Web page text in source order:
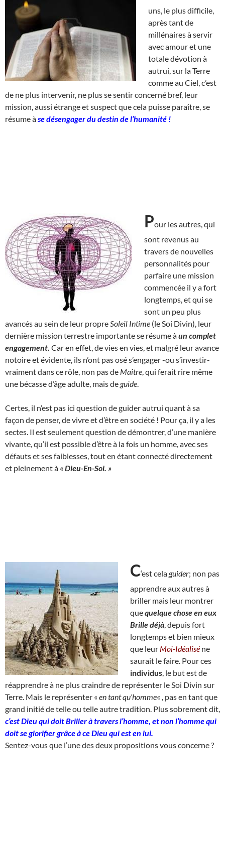
uns, le plus difficile,
après tant de
millénaires à servir
avec amour et une
totale dévotion à
autrui, sur la Terre
comme au Ciel, c’est
de ne plus intervenir, ne plus se sentir concerné bref, leur
mission, aussi étrange et suspect que cela puisse paraître, se
résume àse désengager du destin de l’humanité !
Pour les autres, qui
sont revenus au
travers de nouvelles
personnalités pour
parfaire une mission
commencée il y a fort
longtemps, et qui se
sont un peu plus
avancés au sein de leur propre Soleil Intime (le Soi Divin), leur
dernière mission terrestre importante se résume àun complet
engagement. Car en effet, de vies en vies, et malgré leur avance
notoire et évidente, ils n’ont pas osé s’engager -ou s’investir-
vraiment dans ce rôle, non pas de Maître , qui ferait rire même
une bécasse d’âge adulte, mais de guide
Certes, il n’est pas ici question de guider autrui quant à sa
façon de penser, de vivre et d’être en société ! Pour ça, il y a les
sectes. Il est seulement question de démontrer, d’une manière
vivante, qu’il est possible d’être à la fois un homme, avec ses
défauts et ses faiblesses, tout en étant connecté directement
et pleinement à « Dieu-En-Soi. »
C‘est cela guider; non pas
apprendre aux autres à
briller mais leur montrer
quequelque chose en eux
Brille déjà , depuis fort
longtemps et bien mieux
que leur Moi-Idéalisé ne
saurait le faire. Pour ces
individus , le but est de
réapprendre à ne plus craindre de représenter le Soi Divin sur
Terre. Mais le représenter « en tant qu’homme« , pas en tant que
grand initié de telle ou telle autre tradition. Plus sobrement dit,
c’est Dieu qui doit Briller à travers l’homme, et non l’homme qui
doit se glorifier grâce à ce Dieu qui est en lui.
Sentez-vous que l’une des deux propositions vous concerne ?